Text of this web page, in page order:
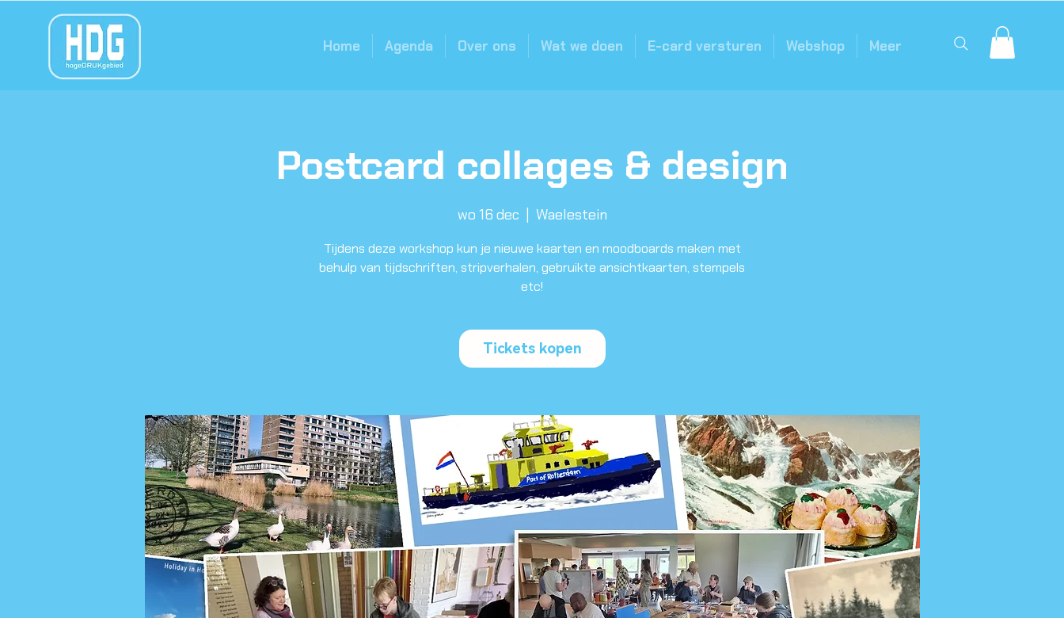
Home Agenda Over ons Wat we doen E-card versturen Webshop Meer
Postcard collages & design
wo 16 dec Waelestein
Tijdens deze workshop kun je nieuwe kaarten en moodboards maken met
behulp van tijdschriften, stripverhalen, gebruikte ansichtkaarten, stempels
etc!
Tickets kopen